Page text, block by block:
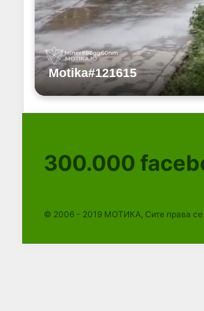
300.000
© 2006 - 2019 МОТИКА, Сите права се